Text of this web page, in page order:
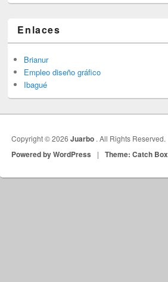
Enlaces
Brianur
Empleo diseño gráfico
Ibagué
Copyright © 2026Juarbo . All Rights Reserved.
Powered by WordPress | Theme: Catch Box